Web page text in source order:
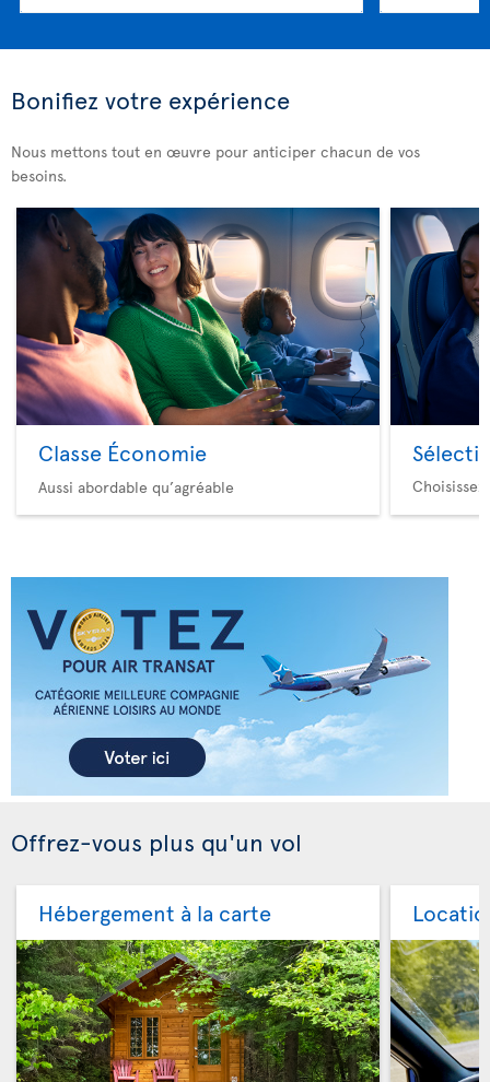
Bonifiez votre expérience
Nous mettons tout en œuvre pour anticiper chacun de vos
besoins.
Classe Économie
Aussi abordable qu’agréable
Offrez-vous plus qu'un vol
Hébergement à la carte